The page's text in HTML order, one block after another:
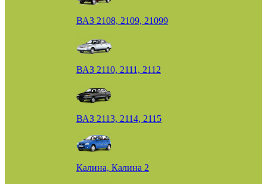
ВАЗ 2108, 2109, 21099
ВАЗ 2110, 2111, 2112
ВАЗ 2113, 2114, 2115
Калина, Калина 2